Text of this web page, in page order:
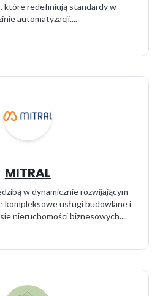
które redefiniują standardy w
automatyzacji....
MITRAL
w dynamicznie rozwijającym
kompleksowe usługi budowlane i
nieruchomości biznesowych....